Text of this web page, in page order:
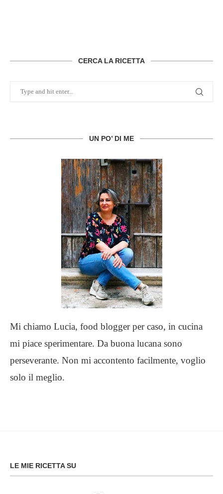
CERCA LA RICETTA
UN PO’ DI ME
Mi chiamo Lucia, food blogger per caso, in cucina
mi piace sperimentare. Da buona lucana sono
perseverante. Non mi accontento facilmente, voglio
solo il meglio.
LE MIE RICETTA SU